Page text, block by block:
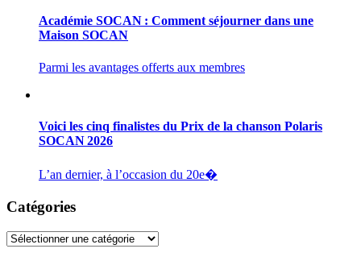
Académie SOCAN : Comment séjourner dans une
Maison SOCAN
Parmi les avantages offerts aux membres
Voici les cinq finalistes du Prix de la chanson Polaris
SOCAN 2026
L’an dernier, à l’occasion du 20e�
Catégories
Catégories